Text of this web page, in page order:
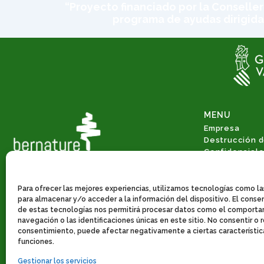
Para ofrecer las mejores experiencias, utilizamos tecnologías como
para almacenar y/o acceder a la información del dispositivo. El
de estas tecnologías nos permitirá procesar datos como el
navegación o las identificaciones únicas en este sitio. No consentir o
consentimiento, puede afectar negativamente a ciertas
funciones.
Gestionar los servicios
MENU
Empresa
Destrucción
Gestión
Consultoría
Economía
Servicios de
Noticias
Contacto